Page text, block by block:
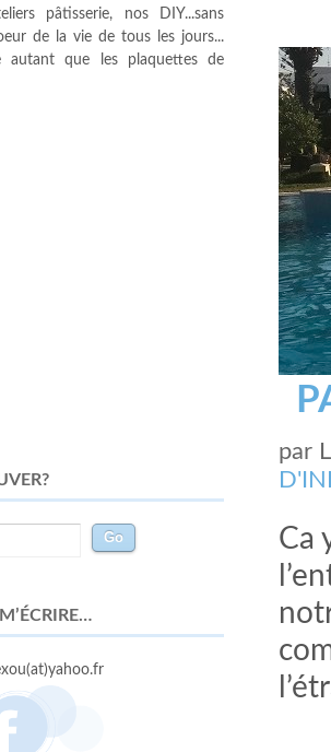
par
Ca
pâtisserie, nos DIY...sans
de la vie de tous les jours...
autant que les plaquettes de